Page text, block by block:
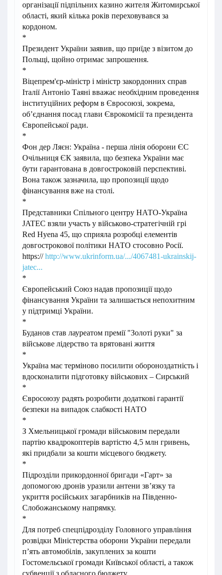
організації підпільних казино жителя Житомирської
області, який кілька років переховувався за
кордоном.
*
Президент України заявив, що приїде з візитом до
Польщі, щойно отримає запрошення.
*
Віцепрем'єр-міністр і міністр закордонних справ
Італії Антоніо Таяні вважає необхідним проведення
інституційних реформ в Євросоюзі, зокрема,
об’єднання посад глави Єврокомісії та президента
Європейської ради.
*
Фон дер Ляєн: Україна - перша лінія оборони ЄС
Очільниця ЄК заявила, що безпека України має
бути гарантована в довгостроковій перспективі.
Вона також зазначила, що пропозиції щодо
фінансування вже на столі.
*
Представники Спільного центру НАТО-Україна
JATEC взяли участь у військово-стратегічній грі
Red Hyena 45, що сприяла розробці елементів
довгострокової політики НАТО стосовно Росії.
https://http://www.ukrinform.ua/.../4067481-ukrainskij-
jatec...
*
Європейський Союз надав пропозиції щодо
фінансування України та залишається непохитним
у підтримці України.
*
Буданов став лауреатом премії "Золоті руки" за
військове лідерство та врятовані життя
*
Україна має терміново посилити обороноздатність і
вдосконалити підготовку військових – Сирський
*
Євросоюзу радять розробити додаткові гарантії
безпеки на випадок слабкості НАТО
*
З Хмельницької громади військовим передали
партію квадрокоптерів вартістю 4,5 млн гривень,
які придбали за кошти місцевого бюджету.
*
Підрозділи прикордонної бригади «Гарт» за
допомогою дронів уразили антени зв’язку та
укриття російських загарбників на Південно-
Слобожанському напрямку.
*
Для потреб спецпідрозділу Головного управління
розвідки Міністерства оборони України передали
пʼять автомобілів, закуплених за кошти
Гостомельської громади Київської області, а також